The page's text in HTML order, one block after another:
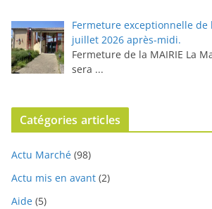
Fermeture exceptionnelle de
juillet 2026 après-midi.
Fermeture de la MAIRIE La
sera ...
Catégories articles
Actu Marché (98)
Actu mis en avant (2)
Aide (5)